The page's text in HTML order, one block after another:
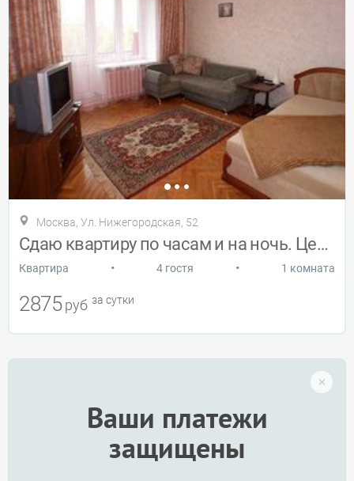
Москва, Ул. Нижегородская, 52
Сдаю квартиру по часам и на ночь. Центр
Квартира • 4 гостя • 1 комната
2875 руб за сутки
Ваши платежи
защищены